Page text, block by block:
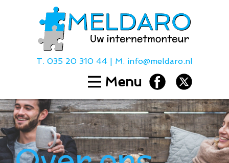
T. 035 20 310 44 | M. info@meldaro.nl
Menu
Diensten
Hulp bij
Over ons
Contact